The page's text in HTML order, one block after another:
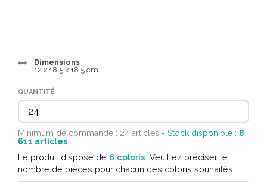
Dimensions
12 x 18.5 x 18.5 cm
QUANTITÉ
Minimum de commande : 24 articles - Stock disponible : 8
611 articles
Le produit dispose de 6 coloris . Veuillez préciser le
nombre de pièces pour chacun des coloris souhaités.